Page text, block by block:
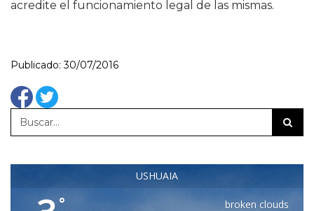
acredite el funcionamiento legal de las mismas.
Publicado: 30/07/2016
USHUAIA
°
broken clouds